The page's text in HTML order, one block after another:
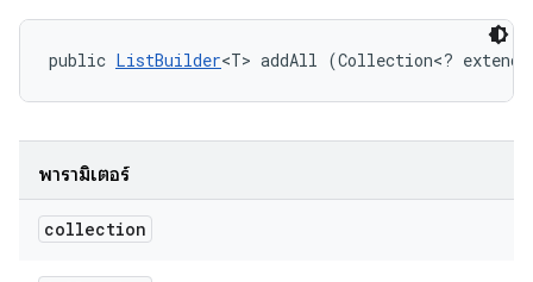
public ListBuilder<T> addAll (Collection<?
พารามิเตอร์
collection